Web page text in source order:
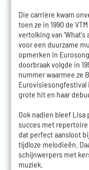
Die carrière kwam
toen ze in 1990 de
vertolking van 'What's
voor een duurzame
opmerken in
doorbraak volgde in
nummer waarmee ze
Eurovisiesongfestival
grote hit en haar
Ook nadien bleef Lisa
succes met
dat perfect aansloot
tijdloze melodieën.
schijnwerpers met
muziek.